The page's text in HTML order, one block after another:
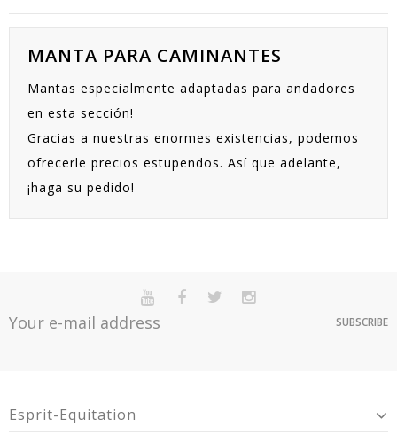
MANTA PARA CAMINANTES
Mantas especialmente adaptadas para andadores
en esta sección!
Gracias a nuestras enormes existencias, podemos
ofrecerle precios estupendos. Así que adelante,
¡haga su pedido!
SUBSCRIBE
Esprit-Equitation